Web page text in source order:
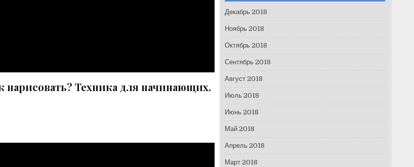
нарисовать? Техника для начинающих.
Декабрь 2018
Ноябрь 2018
Октябрь 2018
Сентябрь 2018
Август 2018
Июль 2018
Июнь 2018
Май 2018
Апрель 2018
Март 2018